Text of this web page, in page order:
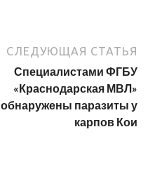
СЛЕДУЮЩАЯ СТАТЬЯ
Специалистами ФГБУ
«Краснодарская МВЛ»
обнаружены паразиты у
карпов Кои